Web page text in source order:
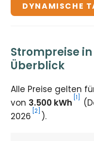
DYNAMISCHE
Strompreise
Überblick
Alle Preise gelten
von 3.500 kWh [1]
2026 [2] ).